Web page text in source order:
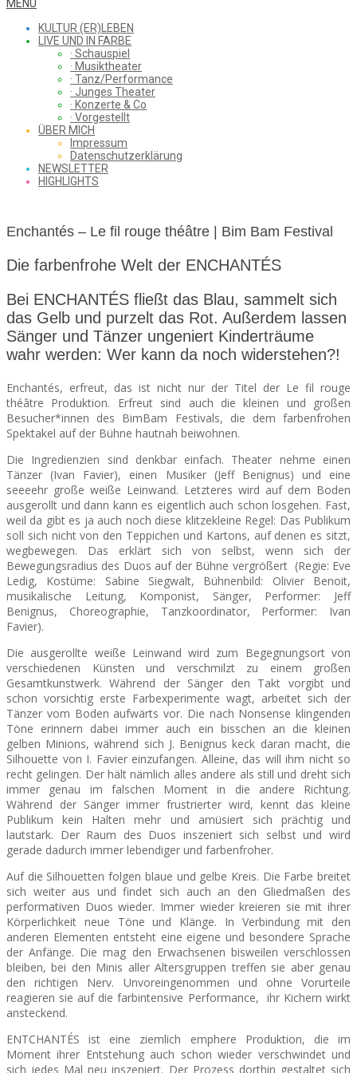
WHAT
SAW
FROM
THE
CHEAP
SEATS
Menu
MENU
KULTUR (ER)LEBEN
LIVE UND IN FARBE
· Schauspiel
· Musiktheater
· Tanz/Performance
· Junges Theater
· Konzerte & Co
· Vorgestellt
ÜBER MICH
Impressum
Datenschutzerklärung
NEWSLETTER
HIGHLIGHTS
Enchantés – Le fil rouge théâtre | Bim Bam Festival
Die farbenfrohe Welt der ENCHANTÉS
Bei ENCHANTÉS fließt das Blau, sammelt sich
das Gelb und purzelt das Rot. Außerdem lassen
Sänger und Tänzer ungeniert Kinderträume
wahr werden: Wer kann da noch widerstehen?!
Enchantés, erfreut, das ist nicht nur der Titel der Le fil rouge
théâtre Produktion. Erfreut sind auch die kleinen und großen
Besucher*innen des BimBam Festivals, die dem farbenfrohen
Spektakel auf der Bühne hautnah beiwohnen.
Die Ingredienzien sind denkbar einfach. Theater nehme einen
Tänzer (Ivan Favier), einen Musiker (Jeff Benignus) und eine
seeeehr große weiße Leinwand. Letzteres wird auf dem Boden
ausgerollt und dann kann es eigentlich auch schon losgehen. Fast,
weil da gibt es ja auch noch diese klitzekleine Regel: Das Publikum
soll sich nicht von den Teppichen und Kartons, auf denen es sitzt,
wegbewegen. Das erklärt sich von selbst, wenn sich der
Bewegungsradius des Duos auf der Bühne vergrößert (Regie: Eve
Ledig, Kostüme: Sabine Siegwalt, Bühnenbild: Olivier Benoit,
musikalische Leitung, Komponist, Sänger, Performer: Jeff
Benignus, Choreographie, Tanzkoordinator, Performer: Ivan
Favier).
Die ausgerollte weiße Leinwand wird zum Begegnungsort von
verschiedenen Künsten und verschmilzt zu einem großen
Gesamtkunstwerk. Während der Sänger den Takt vorgibt und
schon vorsichtig erste Farbexperimente wagt, arbeitet sich der
Tänzer vom Boden aufwärts vor. Die nach Nonsense klingenden
Töne erinnern dabei immer auch ein bisschen an die kleinen
gelben Minions, während sich J. Benignus keck daran macht, die
Silhouette von I. Favier einzufangen. Alleine, das will ihm nicht so
recht gelingen. Der hält nämlich alles andere als still und dreht sich
immer genau im falschen Moment in die andere Richtung.
Während der Sänger immer frustrierter wird, kennt das kleine
Publikum kein Halten mehr und amüsiert sich prächtig und
lautstark. Der Raum des Duos inszeniert sich selbst und wird
gerade dadurch immer lebendiger und farbenfroher.
Auf die Silhouetten folgen blaue und gelbe Kreis. Die Farbe breitet
sich weiter aus und findet sich auch an den Gliedmaßen des
performativen Duos wieder. Immer wieder kreieren sie mit ihrer
Körperlichkeit neue Töne und Klänge. In Verbindung mit den
anderen Elementen entsteht eine eigene und besondere Sprache
der Anfänge. Die mag den Erwachsenen bisweilen verschlossen
bleiben, bei den Minis aller Altersgruppen treffen sie aber genau
den richtigen Nerv. Unvoreingenommen und ohne Vorurteile
reagieren sie auf die farbintensive Performance, ihr Kichern wirkt
ansteckend.
ENTCHANTÉS ist eine ziemlich emphere Produktion, die im
Moment ihrer Entstehung auch schon wieder verschwindet und
sich jedes Mal neu inszeniert. Der Prozess dorthin gestaltet sich